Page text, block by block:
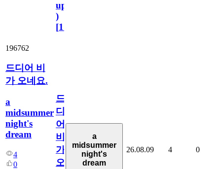
update
)
[110
196762
드디어 비
가 오네요.
a
midsummer
night's
dream
4
0
드
디
어
비
가
오
a
midsummer
night's
dream
26.08.09 4 0